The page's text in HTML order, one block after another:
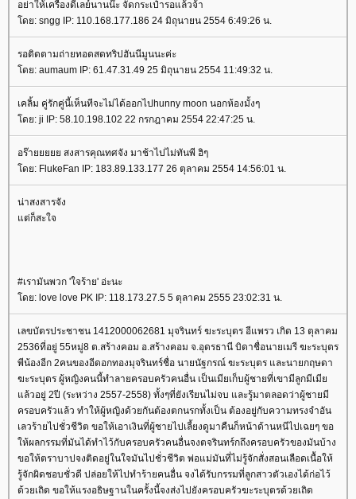
อย่าให้เครื่องดีเลย์นานน๊ะ จัดกระเป๋ารอแล้วจ้า
ดย: sngg IP: 110.168.177.186 24 มิถุนายน 2554 6:49:26 น.
รอติดตามถ่ายทอดสดทริปฮันนีมูนนะค่ะ
ดย: aumaum IP: 61.47.31.49 25 มิถุนายน 2554 11:49:32 น.
เคลิ้ม คู่รักคู่นี้เห็นทีจะไม่ได้ออกไปhunny moon นอกห้องมั้งๆ
ดย: ji IP: 58.10.198.102 22 กรกฎาคม 2554 22:47:25 น.
อร๊ายยยยย สงสารคุณทศจัง มาช้าไปไม่ทันพี ฮิๆ
ดย: FlukeFan IP: 183.89.133.177 26 ตุลาคม 2554 14:56:01 น.
น่าสงสารจัง
ต่ก็สะใจ
#เรามันพวก 'ใจร้าย' อ่ะนะ
ดย: love love PK IP: 118.173.27.5 5 ตุลาคม 2555 23:02:31 น.
เลขบัตรประชาชน 1412000062681 มุจรินทร์ ฆะระบุตร อีแพรว เกิด 13 ตุลาคม
2536ที่อยู่ 55หมู่8 ต.สร้างคอม อ.สร้างคอม จ.อุดรธานี บิดาชื่อนายเมรี ฆะระบุตร
พีน้องอีก 2คนของอีดอกทองมุจรินทร์ชื่อ นายนัฐกรณ์ ฆะระบุตร และนายกฤษดา
ฆะระบุตร ผู้หญิงคนนี้ทำลายครอบครัวคนอื่น เป็นเมียเก็บผู้ชายที่เขามีลูกมีเมี
ล้วอยู่ 2ปี (ระหว่าง 2557-2558) ทั้งๆที่ยังเรียนไม่จบ และรู้มาตลอดว่าผู้ชายมี
ครอบครัวแล้ว ทำให้ผู้หญิงด้วยกันต้องตกนรกทั้งเป็น ต้องอยู่กับความทรงจำอัน
เลวร้ายไปชั่วชีวิต ขอให้เอาเงินที่ผู้ชายไปเลี้ยงดูมาคืนก็หน้าด้านหนีไปเฉยๆ ขอ
ห้ผลกรรมที่มันได้ทำไว้กับครอบครัวคนอื่นจงตจรินทร์กถึงครอบครัวของมันบ้าง
ขอให้ตราบาปจงติดอยู่ในใจมันไปชั่วชีวิต พ่อแม่มันที่ไม่รู้จักสั่งสอนเลือดเนื้อให้
รู้จักผิดชอบชั่วดี ปล่อยให้ไปทำร้ายคนอื่น จงได้รับกรรมที่ลูกสาวตัวเองได้ก่อไว้
ด้วยเถิด ขอให้แรงอธิษฐานในครั้งนี้จงส่งไปยังครอบครัวฆะระบุตรด้วยเถิด